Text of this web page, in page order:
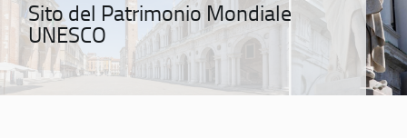
Sito del Patrimonio Mondiale
UNESCO